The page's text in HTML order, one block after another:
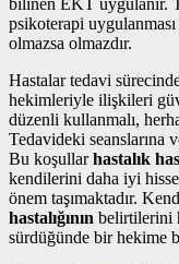
psikoterapi
olmazsa olmazdır.
Hastalar tedavi
hekimleriyle ilişkileri
düzenli kullanmalı,
Tedavideki seanslarına
Bu koşullarhastalık
kendilerini daha iyi
önem taşımaktadır.
hastalığının belirtilerini
sürdüğünde bir hekime